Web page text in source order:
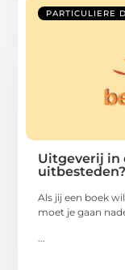
PARTICULIERE
Uitgeverij in
uitbesteden?
Als jij een boek
moet je gaan
...